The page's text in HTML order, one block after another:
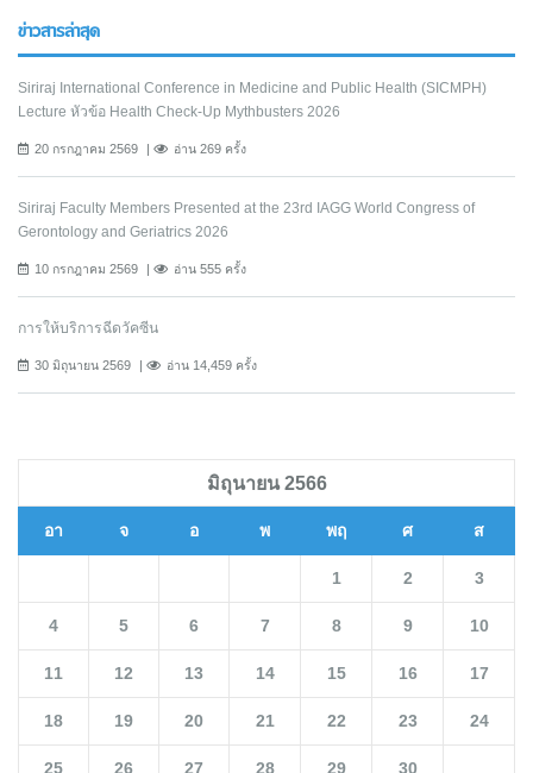
ข่าวสารล่าสุด
Siriraj International Conference in Medicine and Public Health (SICMPH)
Lecture หัวข้อ Health Check-Up Mythbusters 2026
20 กรกฎาคม 2569 อ่าน 269 ครั้ง
Siriraj Faculty Members Presented at the 23rd IAGG World Congress of
Gerontology and Geriatrics 2026
10 กรกฎาคม 2569 อ่าน 555 ครั้ง
การให้บริการฉีดวัคซีน
30 มิถุนายน 2569 อ่าน 14,459 ครั้ง
มิถุนายน 2566
อา จ อ พ พฤ ศ ส
1 2 3
4 5 6 7 8 9 10
11 12 13 14 15 16 17
18 19 20 21 22 23 24
25 26 27 28 29 30